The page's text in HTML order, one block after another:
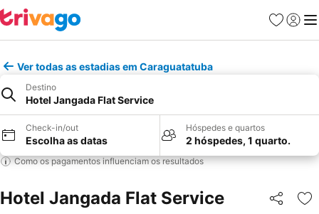
Favoritos
Iniciar
Ver todas as estadias em Caraguatatuba
Destino
Hotel Jangada Flat Service
Check-in/out
Escolha as datas
Hóspedes e quartos
2 hóspedes, 1 quarto.
Como os pagamentos influenciam os resultados
Hotel Jangada Flat Service Partilhar